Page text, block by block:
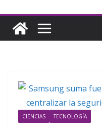
CIENCIAS TECNOLOGÍA